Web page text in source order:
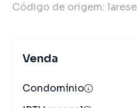
Código de origem:
Venda
Condomínio